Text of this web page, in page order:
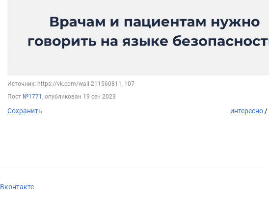
Источник: https://vk.com/wall-211560811_107
Пост №1771 , опубликован 19 сен 2023
Сохранить интересно /
Вконтакте